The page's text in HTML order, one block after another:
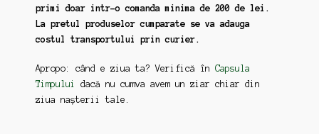
primi doar intr-o comanda minima de 200 de lei.
La pretul produselor cumparate se va adauga
costul transportului prin curier.
Apropo: când e ziua ta? Verifică în Capsula
Timpului
dacă nu cumva avem un ziar chiar din
ziua nașterii tale.